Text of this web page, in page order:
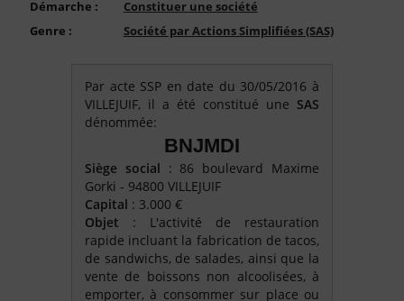
Démarche :
Constituer une société
Genre :
Société par Actions Simplifiées (SAS)
Par acte SSP en date du 30/05/2016 à
VILLEJUIF, il a été constitué une SAS
dénommée:
BNJMDI
Siège social : 86 boulevard Maxime
Gorki - 94800 VILLEJUIF
Capital : 3.000 €
Objet : L'activité de restauration
rapide incluant la fabrication de tacos,
de sandwichs, de salades, ainsi que la
vente de boissons non alcoolisées, à
emporter, à consommer sur place ou